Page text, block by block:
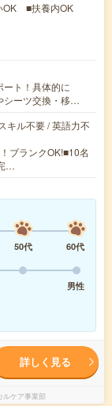
OK ■扶養内OK
ト！具体的に
シーツ交換・移…
キル不要 / 英語力不
ブランクOK!■10名
…
50代
60代
男性
詳しく見る
ケア事業部